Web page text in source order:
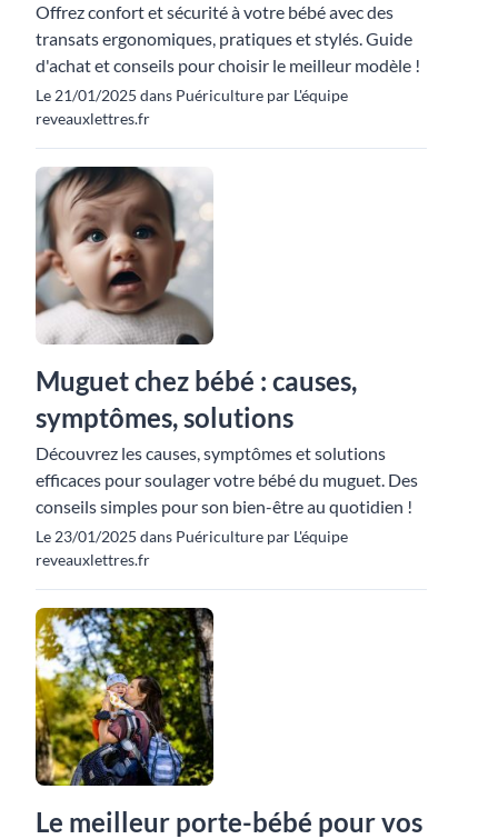
Offrez confort et sécurité à votre bébé avec des
transats ergonomiques, pratiques et stylés. Guide
d'achat et conseils pour choisir le meilleur modèle !
Le 21/01/2025 dans Puériculture par L'équipe
reveauxlettres.fr
Muguet chez bébé : causes,
symptômes, solutions
Découvrez les causes, symptômes et solutions
efficaces pour soulager votre bébé du muguet. Des
conseils simples pour son bien-être au quotidien !
Le 23/01/2025 dans Puériculture par L'équipe
reveauxlettres.fr
Le meilleur porte-bébé pour vos